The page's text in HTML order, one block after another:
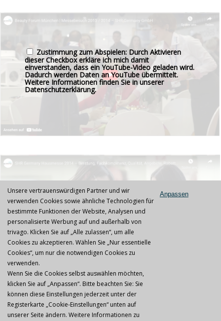
Zustimmung zum Abspielen: Durch Aktivieren
dieser Checkbox erkläre ich mich damit
einverstanden, dass ein YouTube-Video geladen wird.
Dadurch werden Daten an YouTube übermittelt.
Weitere Informationen finden Sie in unserer
Datenschutzerklärung.
Zustimmung zum Abspielen: Durch Aktivieren
dieser Checkbox erkläre ich mich damit
einverstanden, dass ein YouTube-Video geladen wird.
Dadurch werden Daten an YouTube übermittelt.
Weitere Informationen finden Sie in unserer
Datenschutzerklärung.
Mentions légales|AGB|Datenschutz |Jobs & Karriere
Unsere vertrauenswürdigen Partner und wir
verwenden Cookies sowie ähnliche Technologien für
bestimmte Funktionen der Website, Analysen und
personalisierte Werbung auf und außerhalb von
trivago. Klicken Sie auf „Alle zulassen“, um alle
Cookies zu akzeptieren. Wählen Sie „Nur essentielle
Cookies“, um nur die notwendigen Cookies zu
verwenden.
Wenn Sie die Cookies selbst auswählen möchten,
klicken Sie auf „Anpassen“. Bitte beachten Sie: Sie
können diese Einstellungen jederzeit unter der
Registerkarte „Cookie-Einstellungen“ unten auf
unserer Seite ändern. Weitere Informationen zu
Anpassen